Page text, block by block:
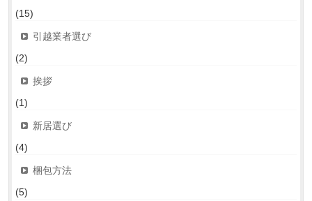
(15)
引越業者選び
(2)
挨拶
(1)
新居選び
(4)
梱包方法
(5)